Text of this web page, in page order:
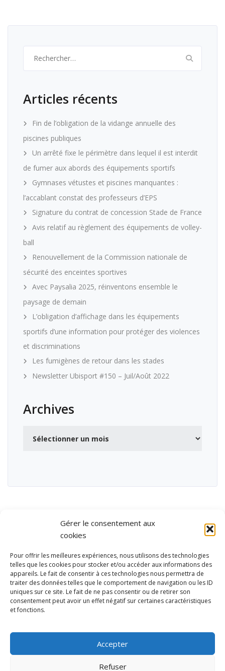
Gérer le consentement aux
cookies
Pour offrir les meilleures expériences, nous utilisons des technologies
telles que les cookies pour stocker et/ou accéder aux informations des
appareils. Le fait de consentir à ces technologies nous permettra de
traiter des données telles que le comportement de navigation ou les ID
uniques sur ce site. Le fait de ne pas consentir ou de retirer son
consentement peut avoir un effet négatif sur certaines caractéristiques
et fonctions.
Accepter
Refuser
Articles récents
Fin de l’obligation de la vidange annuelle des
piscines publiques
Un arrêté fixe le périmètre dans lequel il est interdit
de fumer aux abords des équipements sportifs
Gymnases vétustes et piscines manquantes :
l’accablant constat des professeurs d’EPS
Signature du contrat de concession Stade de France
Avis relatif au règlement des équipements de volley-
ball
Renouvellement de la Commission nationale de
sécurité des enceintes sportives
Avec Paysalia 2025, réinventons ensemble le
paysage de demain
L’obligation d’affichage dans les équipements
sportifs d’une information pour protéger des violences
et discriminations
Les fumigènes de retour dans les stades
Newsletter Ubisport #150 – Juil/Août 2022
Archives
et de loisirs
Contact